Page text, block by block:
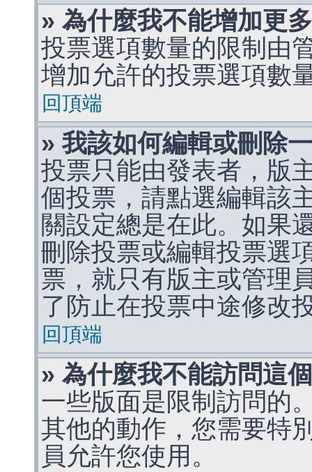
» 為什麼我不能增加更
投票選項數量的限制由
增加允許的投票選項數
回頂端
» 我該如何編輯或刪除
投票只能由發表者，版
個投票，請點選編輯該
關設定總是在此。如果
刪除投票或編輯投票選
票，就只有版主或管理
了防止在投票中途修改
回頂端
» 為什麼我不能訪問這
一些版面是限制訪問的
其他的動作，您需要特
員允許您使用。